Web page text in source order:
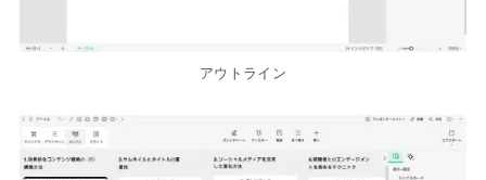
アウトライン